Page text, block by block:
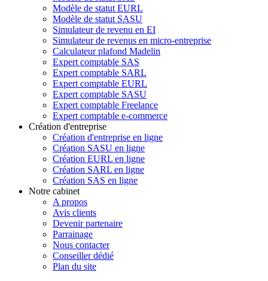
Modèle de statut EURL
Modèle de statut SASU
Simulateur de revenu en EI
Simulateur de revenus en micro-entreprise
Calculateur plafond Madelin
Expert comptable SAS
Expert comptable SARL
Expert comptable EURL
Expert comptable SASU
Expert comptable Freelance
Expert comptable e-commerce
Création d'entreprise
Création d'entreprise en ligne
Création SASU en ligne
Création EURL en ligne
Création SARL en ligne
Création SAS en ligne
Notre cabinet
A propos
Avis clients
Devenir partenaire
Parrainage
Nous contacter
Conseiller dédié
Plan du site